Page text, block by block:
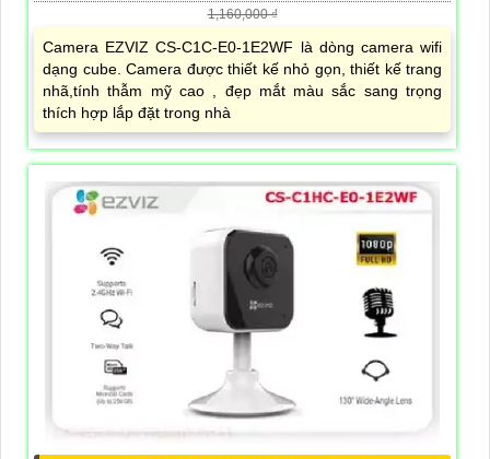
1,160,000 ₫
Camera EZVIZ CS-C1C-E0-1E2WF là dòng camera wifi
dạng cube. Camera được thiết kế nhỏ gọn, thiết kế trang
nhã,tính thẫm mỹ cao , đẹp mắt màu sắc sang trọng
thích hợp lắp đặt trong nhà